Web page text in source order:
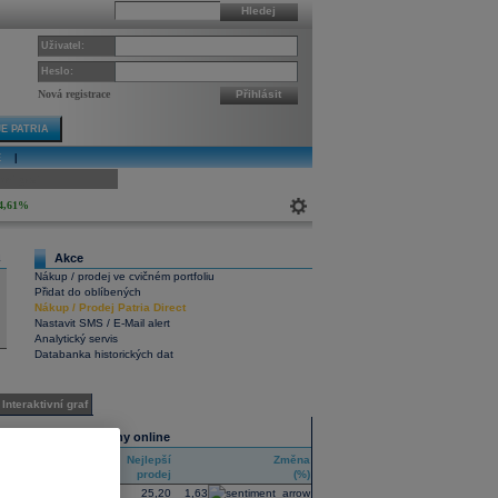
Hledej
Uživatel:
Heslo:
Nová registrace Přihlásit
PATRIA
Akce
Nákup / prodej ve cvičném portfoliu
Přidat do oblíbených
Nákup/ Prodej Patria Direct
Nastavit SMS / E-Mail alert
Analytický servis
Databanka historických dat
Interaktivní graf
Všechny trhy online
Nejlepší
prodej
Změna
(%)
25,20
1,63